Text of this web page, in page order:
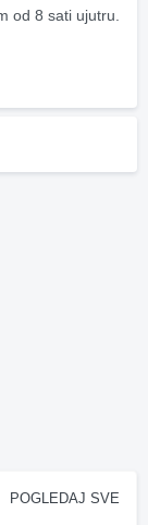
od 8 sati ujutru.
POGLEDAJ SVE